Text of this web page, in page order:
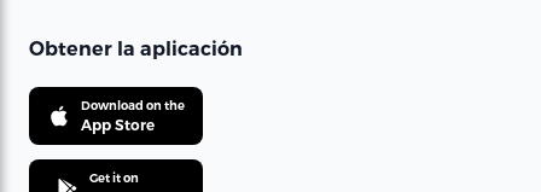
Obtener la aplicación
Download on the
App Store
Get it on